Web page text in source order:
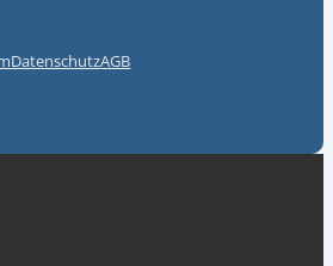
DatenschutzAGB